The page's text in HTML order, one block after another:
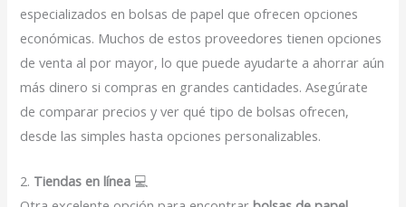
especializados en bolsas de papel que ofrecen opciones
económicas. Muchos de estos proveedores tienen opciones
de venta al por mayor, lo que puede ayudarte a ahorrar aún
más dinero si compras en grandes cantidades. Asegúrate
de comparar precios y ver qué tipo de bolsas ofrecen,
desde las simples hasta opciones personalizables.
2. Tiendas en línea 💻